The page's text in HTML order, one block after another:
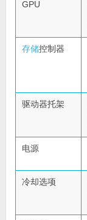
GPU
存储控制器
驱动器托架
电源
冷却选项